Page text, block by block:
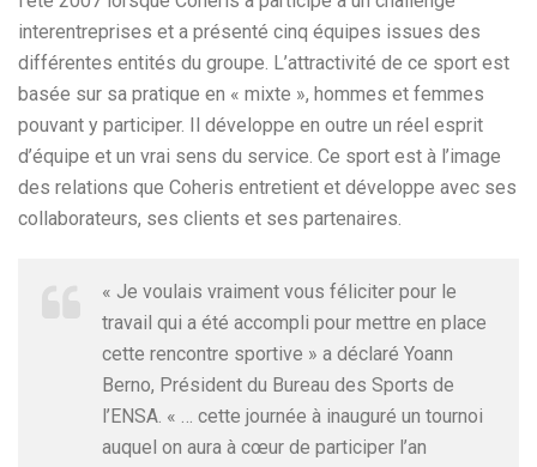
interentreprises et a présenté cinq équipes issues des
différentes entités du groupe. L’attractivité de ce sport est
basée sur sa pratique en « mixte », hommes et femmes
pouvant y participer. Il développe en outre un réel esprit
d’équipe et un vrai sens du service. Ce sport est à l’image
des relations que Coheris entretient et développe avec ses
collaborateurs, ses clients et ses partenaires.
« Je voulais vraiment vous féliciter pour le
travail qui a été accompli pour mettre en place
cette rencontre sportive » a déclaré Yoann
Berno, Président du Bureau des Sports de
l’ENSA. « … cette journée à inauguré un tournoi
auquel on aura à cœur de participer l’an